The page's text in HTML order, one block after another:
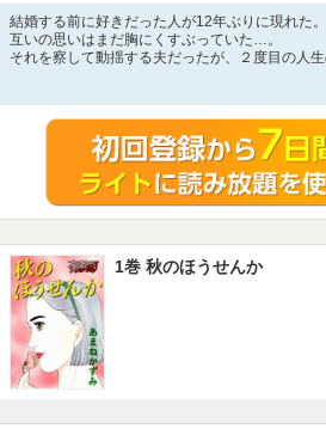
結婚する前に好きだった人が12年ぶりに現れた。
互いの思いはまだ胸にくすぶっていた…。
それを察して動揺する夫だったが、２度目の人
入にご注意ください。
1巻 秋のほうせんか